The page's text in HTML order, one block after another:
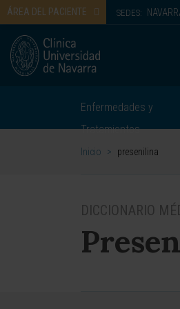
ÁREA DEL PACIENTE SEDES:
Enfermedades y
Tratamientos
Inicio > presenilina
DICCIONARIO